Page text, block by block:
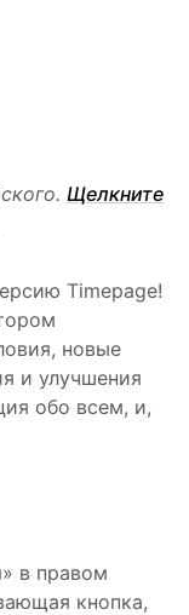
Щелкните
Timepage!
новые
и улучшения
обо всем, и,
в правом
кнопка,